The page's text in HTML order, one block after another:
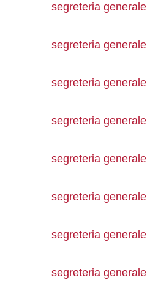
segreteria generale
segreteria generale
segreteria generale
segreteria generale
segreteria generale
segreteria generale
segreteria generale
segreteria generale